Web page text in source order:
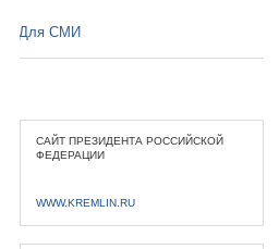
Для СМИ
САЙТ ПРЕЗИДЕНТА РОССИЙСКОЙ
ФЕДЕРАЦИИ
WWW.KREMLIN.RU